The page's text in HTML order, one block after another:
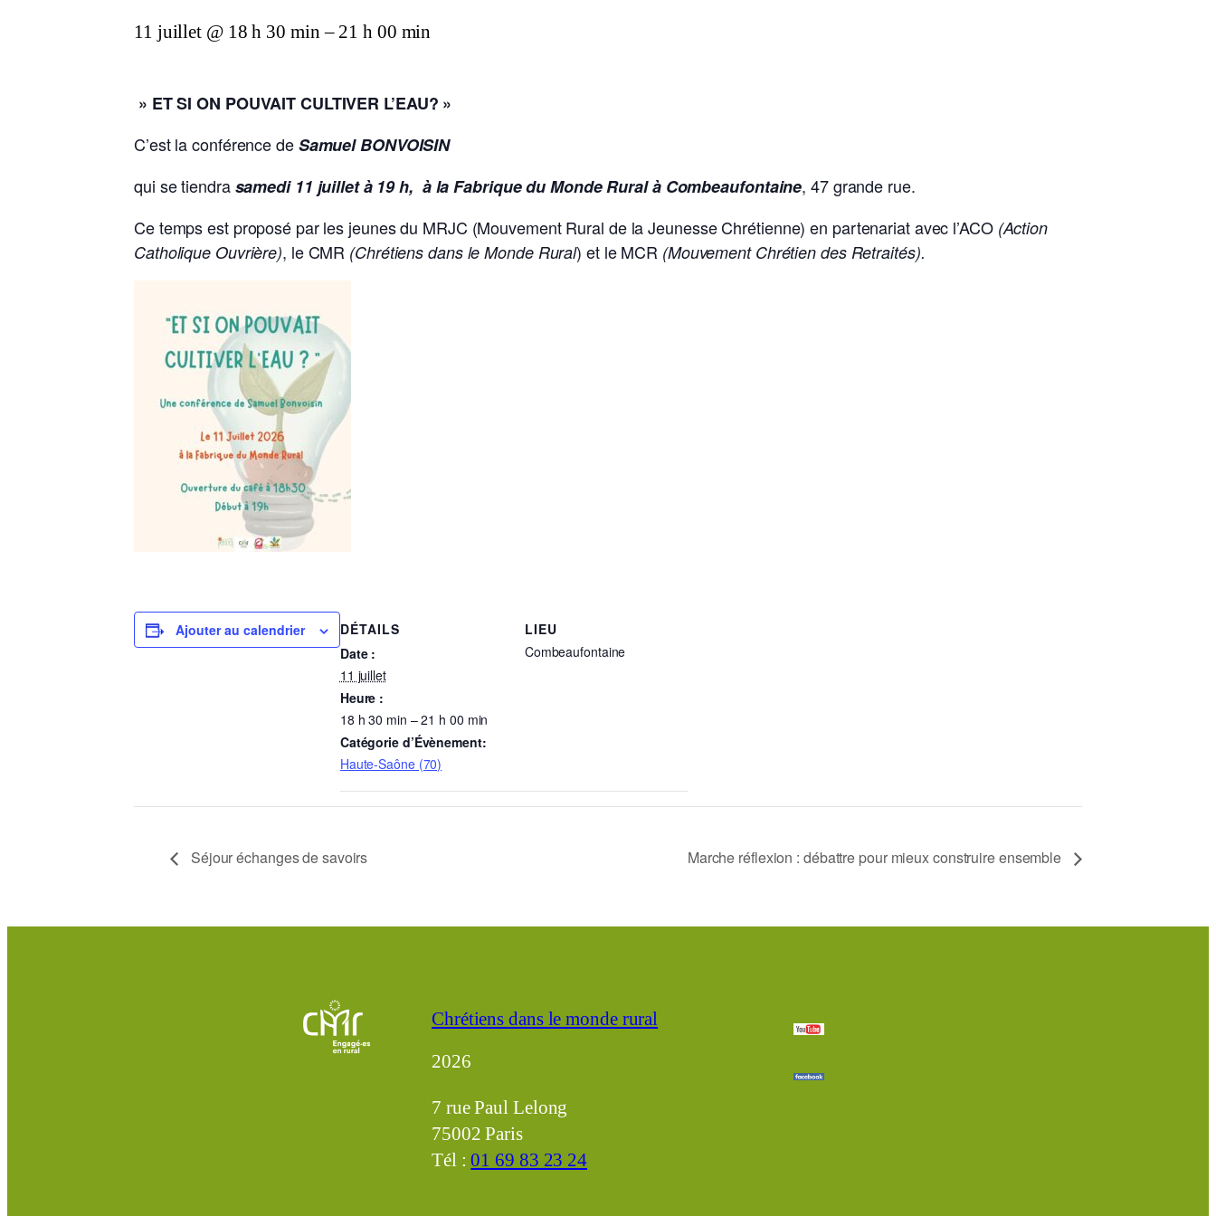
11 juillet @ 18 h 30 min – 21 h 00 min
» ET SI ON POUVAIT CULTIVER L’EAU? »
C’est la conférence deSamuel BONVOISIN
qui se tiendrasamedi 11 juillet à 19 h, à la Fabrique du Monde Rural à Combeaufontaine, 47 grande rue.
Ce temps est proposé par les jeunes du MRJC (Mouvement Rural de la Jeunesse Chrétienne) en partenariat avec l’ACO (Action
Catholique Ouvrière), le CMR (Chrétiens dans le Monde Rural) et le MCR (Mouvement Chrétien des Retraités).
Ajouter au calendrier
DÉTAILS
Date :
11 juillet
Heure :
18 h 30 min – 21 h 00 min
Catégorie d’Évènement:
Haute-Saône (70)
LIEU
Combeaufontaine
Séjour échanges de savoirs Marche réflexion : débattre pour mieux construire ensemble
Chrétiens dans le monde rural
2026
7 rue Paul Lelong
75002 Paris
Tél :01 69 83 23 24